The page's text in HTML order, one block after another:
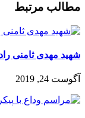
مطالب مرتبط
شهید مهدی ثامنی راد
آگوست 24, 2019